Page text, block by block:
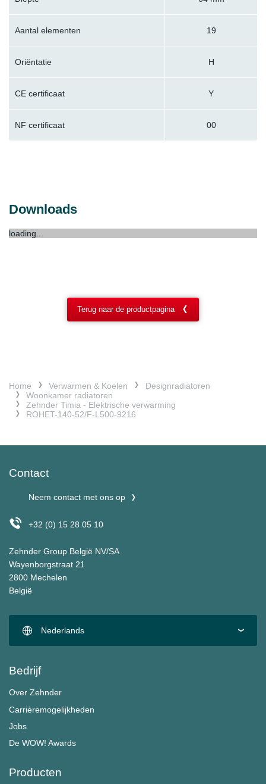
Aantal elementen 19
Oriëntatie H
CE certificaat Y
NF certificaat 00
Downloads
loading...
Terug naar de productpagina
Home Verwarmen & Koelen
Designradiatoren
Woonkamer radiatoren
Zehnder Timia - Elektrische verwarming
ROHET-140-52/F-L500-9216
Contact
Neem contact met ons op
+32 (0) 15 28 05 10
Zehnder Group België NV/SA
Wayenborgstraat 21
2800 Mechelen
België
Nederlands
Bedrijf
Over Zehnder
Carrièremogelijkheden
Jobs
De WOW! Awards
Producten